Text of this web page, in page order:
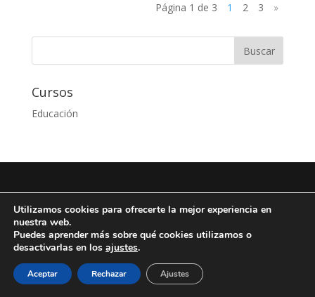
Página 1 de 3 1 2 3 »
Cursos
Educación
Fundación Arista -Aviso Legal- Política de
privacidad-Política de Cookies
Utilizamos cookies para ofrecerte la mejor experiencia en
nuestra web.
Puedes aprender más sobre qué cookies utilizamos o
desactivarlas en los ajustes.
Aceptar Rechazar Ajustes